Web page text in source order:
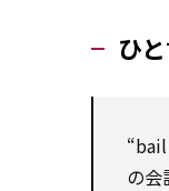
ひ
の会